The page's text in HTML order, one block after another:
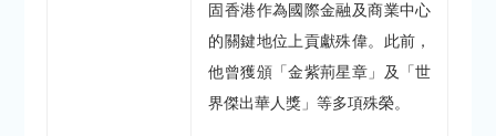
固香港作為國際金融及商業中心
的關鍵地位上貢獻殊偉。此前，
他曾獲頒「金紫荊星章」及「世
界傑出華人獎」等多項殊榮。